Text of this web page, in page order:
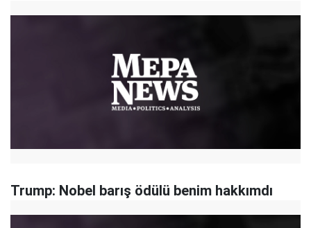
Trump: Nobel barış ödülü benim hakkımdı